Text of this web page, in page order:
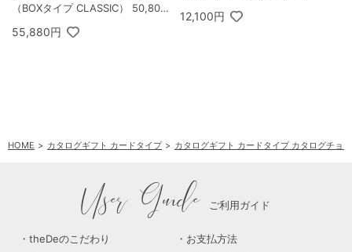
（BOXタイプ CLASSIC） 50,800
円コース ゾディアック＆ヘリオス
55,880円
12,100円
HOME カタログギフト カードタイプ カタログギフト カードタイプ カタログチョ
User Guide ご利用ガイド
theDeのこだわり
お支払方法